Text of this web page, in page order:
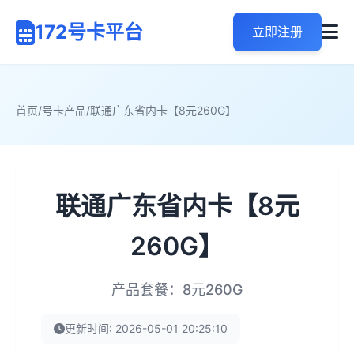
172号卡平台 立即注册
首页/号卡产品/联通广东省内卡【8元260G】
联通广东省内卡【8元
260G】
产品套餐：8元260G
更新时间: 2026-05-01 20:25:10